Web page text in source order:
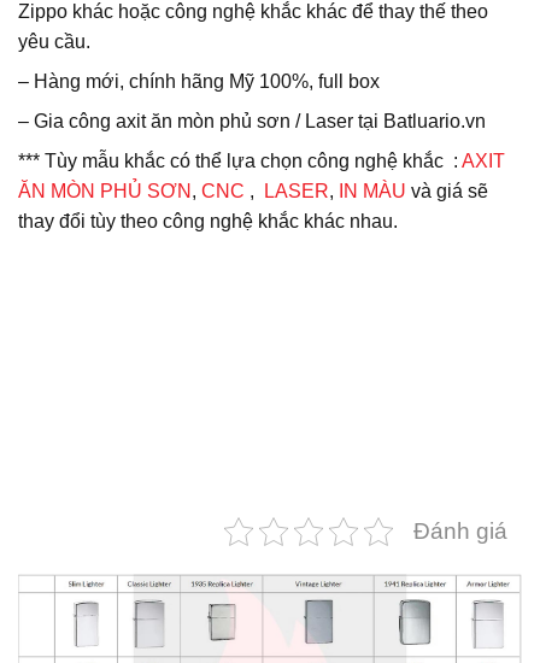
Zippo khác hoặc công nghệ khắc khác để thay thế theo
yêu cầu.
– Hàng mới, chính hãng Mỹ 100%, full box
– Gia công axit ăn mòn phủ sơn / Laser tại Batluario.vn
*** Tùy mẫu khắc có thể lựa chọn công nghệ khắc : AXIT
ĂN MÒN PHỦ SƠN , CNC , LASER, IN MÀU và giá sẽ
thay đổi tùy theo công nghệ khắc khác nhau.
Đánh giá